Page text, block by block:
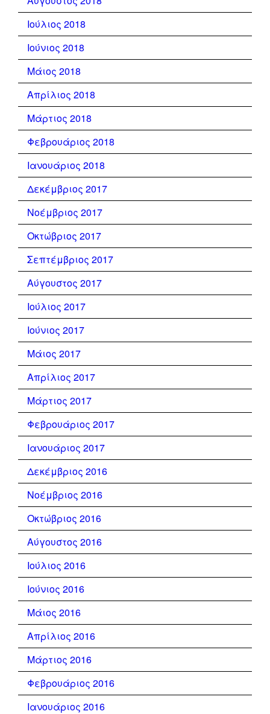
Ιούλιος 2018
Ιούνιος 2018
Μάιος 2018
Απρίλιος 2018
Μάρτιος 2018
Φεβρουάριος 2018
Ιανουάριος 2018
Δεκέμβριος 2017
Νοέμβριος 2017
Οκτώβριος 2017
Σεπτέμβριος 2017
Αύγουστος 2017
Ιούλιος 2017
Ιούνιος 2017
Μάιος 2017
Απρίλιος 2017
Μάρτιος 2017
Φεβρουάριος 2017
Ιανουάριος 2017
Δεκέμβριος 2016
Νοέμβριος 2016
Οκτώβριος 2016
Αύγουστος 2016
Ιούλιος 2016
Ιούνιος 2016
Μάιος 2016
Απρίλιος 2016
Μάρτιος 2016
Φεβρουάριος 2016
Ιανουάριος 2016